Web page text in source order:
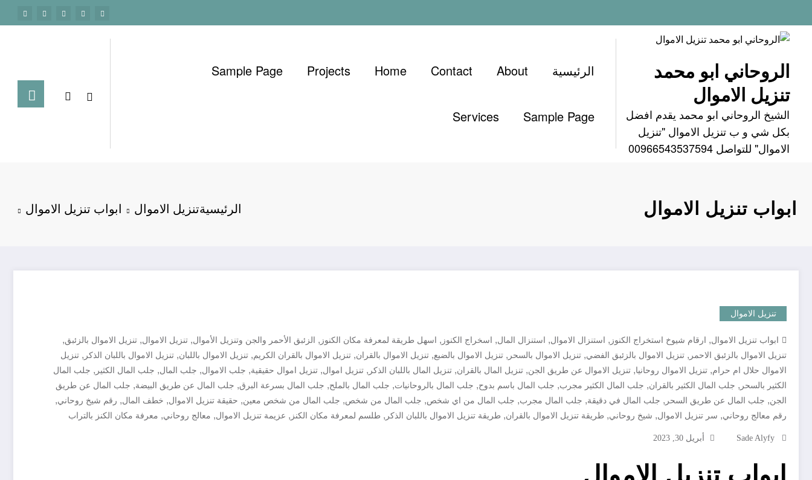
إلى
المحتوى
الروحاني ابو محمد
تنزيل الاموال
الشيخ الروحاني ابو محمد يقدم افضل
بكل شي و ب تنزيل الاموال "تنزيل
الاموال" للتواصل 00966543537594
الرئيسية About
Contact
Home
Projects
Sample Page
Sample Page
Services
ابواب تنزيل الاموال الرئيسيةتنزيل الاموال ابواب تنزيل الاموال
تنزيل الاموال
ابواب تنزيل الاموال, ارقام شيوخ استخراج الكنوز , استنزال الاموال, استنزال المال, اسخراج الكنوز , اسهل طريقة لمعرفة مكان الكنوز , الزئبق الأحمر والجن وتنزيل الأموال, تنزيل الاموال, تنزيل الاموال بالزئبق,
تنزيل الاموال بالزئبق الاحمر , تنزيل الاموال بالزئبق الفضي, تنزيل الاموال بالسحر , تنزيل الاموال بالضبع, تنزيل الاموال بالقران, تنزيل الاموال بالقران الكريم , تنزيل الاموال باللبان, تنزيل الاموال باللبان الذكر , تنزيل
الاموال حلال ام حرام, تنزيل الاموال روحانيا, تنزيل الاموال عن طريق الجن, تنزيل المال بالقران, تنزيل المال باللبان الذكر , تنزيل اموال, تنزيل اموال حقيقية, جلب الاموال, جلب المال, جلب المال الكثير , جلب المال
الكثير بالسحر , جلب المال الكثير بالقران, جلب المال الكثير مجرب, جلب المال باسم بدوح, جلب المال بالروحانيات, جلب المال بالملح, جلب المال بسرعة البرق, جلب المال عن طريق البيضة, جلب المال عن طريق
الجن, جلب المال عن طريق السحر , جلب المال في دقيقة, جلب المال مجرب, جلب المال من اي شخص, جلب المال من شخص, جلب المال من شخص معين, حقيقة تنزيل الاموال, خطف المال, رقم شيخ روحاني,
رقم معالج روحاني, سر تنزيل الاموال, شيخ روحاني, طريقة تنزيل الاموال بالقران, طريقة تنزيل الاموال باللبان الذكر , طلسم لمعرفة مكان الكنز , عزيمة تنزيل الاموال, معالج روحاني, معرفة مكان الكنز بالتراب
Sade Alyfy أبريل 30, 2023